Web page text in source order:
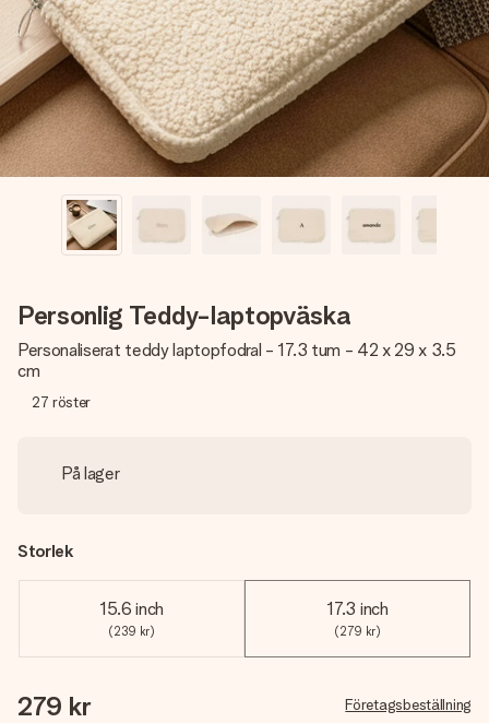
namn, ditt foto eller ett meddelande som verkligen berör
hennes hjärta. Inget krångel, bara med all kärlek för stunden.
Personlig Teddy-laptopväska
Personaliserat teddy laptopfodral - 17.3 tum - 42 x 29 x 3.5
cm
27 röster
På lager
Storlek
15.6 inch
(239 kr)
17.3 inch
(279 kr)
279 kr Företagsbeställning